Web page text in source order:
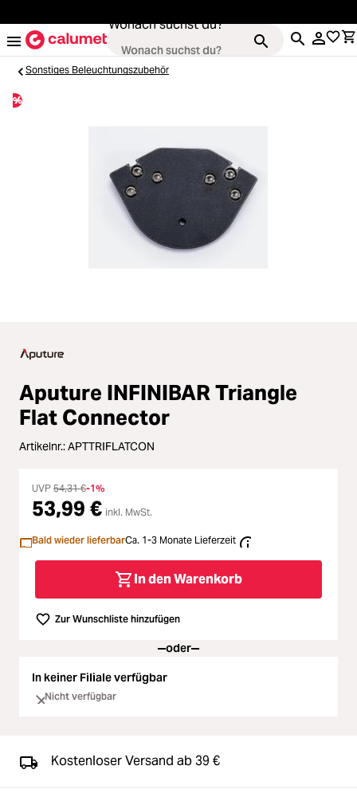
Wonach suchst du?
Objektive
Video & Drohnen
Stative & Gimbals
Loading...Zubehör
Loading...Licht & Studio
Loading...Bildbearbeitung
Loading...Ferngläser
Loading...Second Hand
Loading...
Loading...
Sonstiges Beleuchtungszubehör
%
Aputure INFINIBAR Triangle
Flat Connector
Artikelnr.:APTTRIFLATCON
UVP 54,31 €-1%
53,99 € inkl. MwSt.
Bald wieder lieferbarCa. 1-3 Monate Lieferzeit
In den Warenkorb
Zur Wunschliste hinzufügen
oder
In keiner Filiale verfügbar
Nicht verfügbar
Kostenloser Versand ab 39 €